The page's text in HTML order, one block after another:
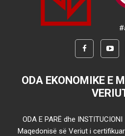
ODA EKONOMIKE E
ODA E PARË dhe
Maqedonisë së Veriut i